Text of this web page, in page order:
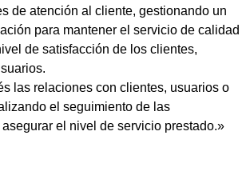
de atención al cliente, gestionando un
para mantener el servicio de calidad
de satisfacción de los clientes,
las relaciones con clientes, usuarios o
el seguimiento de las
el nivel de servicio prestado.»